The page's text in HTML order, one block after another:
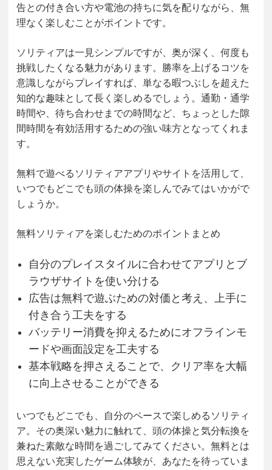
告との付き合い方や電池の持ちに気を配りながら、無
理なく楽しむことがポイントです。
ソリティアは一見シンプルですが、奥が深く、何度も
挑戦したくなる魅力があります。勝率を上げるコツを
意識しながらプレイすれば、単なる暇つぶしを超えた
知的な趣味として長く楽しめるでしょう。通勤・通学
時間や、待ち合わせまでの時間など、ちょっとした隙
間時間を有効活用するための強い味方となってくれま
す。
無料で遊べるソリティアアプリやサイトを活用して、
いつでもどこでも頭の体操を楽しんでみてはいかがで
しょうか。
無料ソリティアを楽しむためのポイントまとめ
自分のプレイスタイルに合わせてアプリとブ
ラウザサイトを使い分ける
広告は無料で遊ぶための対価と考え、上手に
付き合う工夫をする
バッテリー消費を抑えるためにオフラインモ
ードや画面設定を工夫する
基本戦略を押さえることで、クリア率を大幅
に向上させることができる
いつでもどこでも、自分のペースで楽しめるソリティ
ア。その奥深い魅力に触れて、頭の体操と気分転換を
兼ねた素敵な時間を過ごしてみてください。無料とは
思えない充実したゲーム体験が、あなたを待っていま